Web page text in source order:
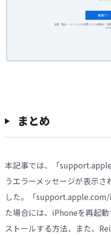
まとめ
本記事では、「
うエラーメッセージが表示
した。「
た場合には、iPhoneを再起
ストールする方法、また、